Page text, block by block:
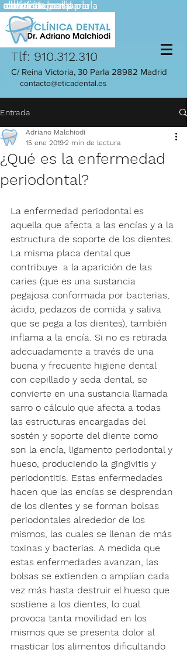
dentista parla
adriano
clinica dental parla
dentista parla
adriano
clinica dental parla
calzada
Tlf: 910.312.310
C/ Reina Victoria, 30 Parla 28982 Madrid
contacto@eticadental.es
Entrada
¿Qué es la enfermedad
periodontal?
Adriano Malchiodi
15 ene 20192 min de lectura
La enfermedad periodontal es
aquella que afecta a las encías y a la
estructura de soporte de los dientes.
La misma placa dental que
contribuye  a la aparición de las
caries (que es una sustancia
pegajosa conformada por bacterias,
ácido, pedazos de comida y saliva
que se pega a los dientes), también
inflama a la encía. Si no es retirada
adecuadamente a través de una
buena y frecuente higiene dental
con cepillado y seda dental, se
convierte en una sustancia llamada
sarro o cálculo que afecta a todas
las estructuras encargadas del
sostén y soporte del diente como
son la encía, ligamento periodontal y
hueso, produciendo la gingivitis y
periodontitis. Estas enfermedades
hacen que las encías se desprendan
de los dientes y se forman bolsas
periodontales alrededor de los
mismos, las cuales se llenan de más
toxinas y bacterias. A medida que
estas enfermedades avanzan, las
bolsas se extienden o amplían cada
vez más hasta destruir el hueso que
sostiene a los dientes, lo cual
provoca tanta movilidad en los
mismos que se presenta dolor al
masticar los alimentos dificultando